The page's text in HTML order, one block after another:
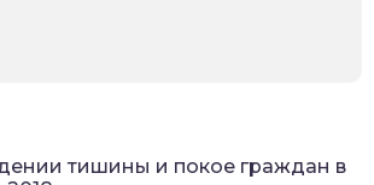
тишины и покое граждан в